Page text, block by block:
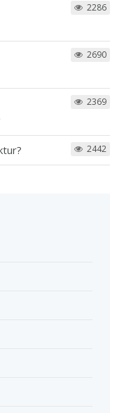
2286
2690
2369
2442